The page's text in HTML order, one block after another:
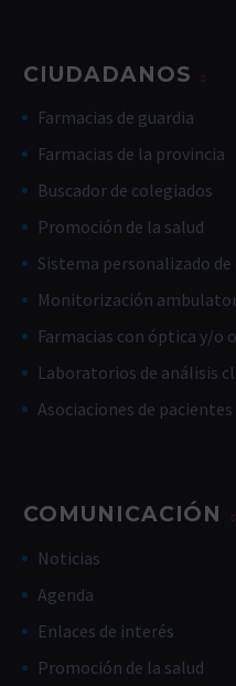
CIUDADANOS
Farmacias de guardia
Farmacias de la provincia
Buscador de colegiados
Promoción de la salud
Sistema personalizado
Monitorización
Farmacias con óptica y/o
Laboratorios de análisis
Asociaciones de pacientes
COMUNICACIÓN
Noticias
Agenda
Enlaces de interés
Promoción de la salud